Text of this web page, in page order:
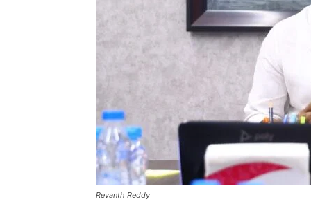
Revanth Reddy